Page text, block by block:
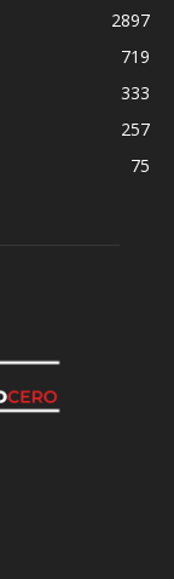
2897
719
333
257
75